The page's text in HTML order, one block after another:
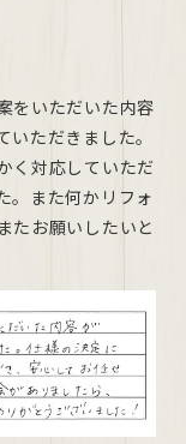
をいただいた内容
ただきました。
く対応していただ
。また何かリフォ
たお願いしたいと